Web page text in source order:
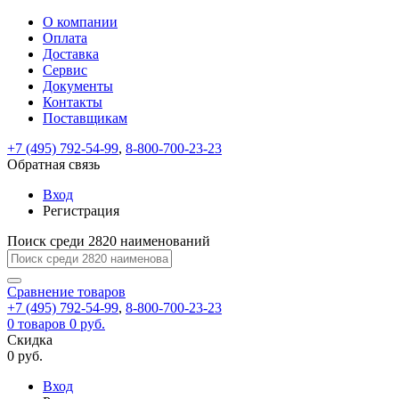
ВходРегистрация
Только
test@example.com
отправлена
по
ней
для
регистрации.
Ок
Только
Запомнить
меня
Забыли
Восстановление
пароля
Заполните
форму.
Мы
отправим
ссылку
на
указанный
электронный
адрес,
перейдя
по
которой
вы
новый
На
вашу
test@test.ru
отправлена
ссылка.
Перейдите
по
для
смены
пароля.
Введите
новый
пароль
Сменить
Пароль
успешно
Войти
Обратная
связь
Сообщение
пользовательского
соглашения
Ваше
сообщение
успешно
О компании
Оплата
Доставка
Сервис
Документы
Контакты
Поставщикам
+7 (495) 792-54-99, 8-800-700-23-23
Обратная связь
Вход
Регистрация
Поиск среди 2820 наименований
Сравнение товаров
+7 (495) 792-54-99, 8-800-700-23-23
0 товаров 0 руб.
Скидка
0 руб.
Вход